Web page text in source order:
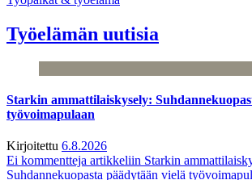
Työelämän uutisia
Starkin ammattilaiskysely:
työvoimapulaan
Kirjoitettu 6.8.2026
Ei kommentteja artikkeliin Starkin
Suhdannekuopasta päädytään vielä